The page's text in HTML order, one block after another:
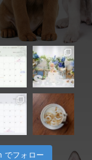
でフォロー